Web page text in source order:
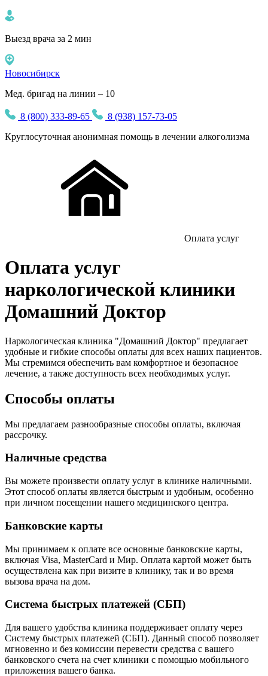
Выезд врача за 2 мин
Новосибирск
Мед. бригад на линии – 10
8 (800) 333-89-65
8 (938) 157-73-05
Круглосуточная анонимная помощь в лечении алкоголизма
Оплата услуг
Оплата услуг
наркологической клиники
Домашний Доктор
Наркологическая клиника "Домашний Доктор" предлагает
удобные и гибкие способы оплаты для всех наших пациентов.
Мы стремимся обеспечить вам комфортное и безопасное
лечение, а также доступность всех необходимых услуг.
Способы оплаты
Мы предлагаем разнообразные способы оплаты, включая
рассрочку.
Наличные средства
Вы можете произвести оплату услуг в клинике наличными.
Этот способ оплаты является быстрым и удобным, особенно
при личном посещении нашего медицинского центра.
Банковские карты
Мы принимаем к оплате все основные банковские карты,
включая Visa, MasterCard и Мир. Оплата картой может быть
осуществлена как при визите в клинику, так и во время
вызова врача на дом.
Система быстрых платежей (СБП)
Для вашего удобства клиника поддерживает оплату через
Систему быстрых платежей (СБП). Данный способ позволяет
мгновенно и без комиссии перевести средства с вашего
банковского счета на счет клиники с помощью мобильного
приложения вашего банка.